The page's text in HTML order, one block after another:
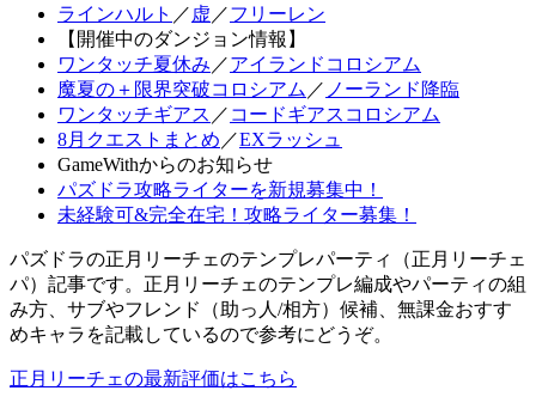
ラインハルト ／ 虚 ／フリーレン
【開催中のダンジョン情報】
ワンタッチ夏休み ／アイランドコロシアム
魔夏の＋限界突破コロシアム ／ ノーランド降臨
ワンタッチギアス ／ コードギアスコロシアム
8月クエストまとめ ／EXラッシュ
GameWithからのお知らせ
パズドラ攻略ライターを新規募集中！
未経験可&完全在宅！攻略ライター募集！
パズドラの正月リーチェのテンプレパーティ（正月リーチェ
パ）記事です。正月リーチェのテンプレ編成やパーティの組
み方、サブやフレンド（助っ人/相方）候補、無課金おすす
めキャラを記載しているので参考にどうぞ。
正月リーチェの最新評価はこちら